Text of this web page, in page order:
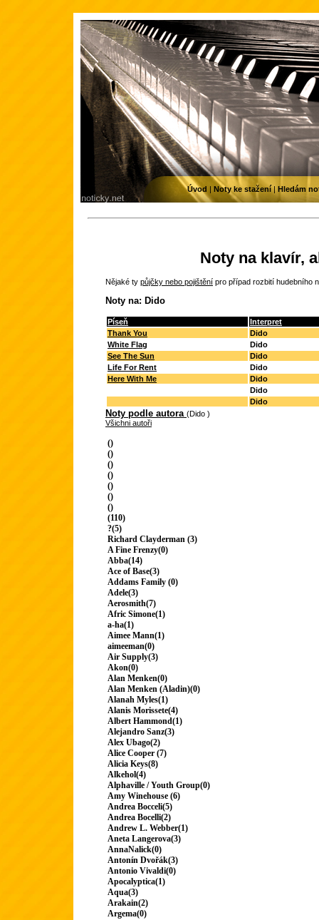
Noty na klavír,
Nějaké ty půjčky nebo pojištění pro případ rozbití hudebního
Noty na: Dido
Píseň
Interpret
Thank You
Dido
White Flag
Dido
See The Sun
Dido
Life For Rent
Dido
Here With Me
Dido
Dido
Dido
Noty podle autora (Dido )
Všichni autoři
()
()
()
()
()
()
()
(110)
?(5)
Richard Clayderman (3)
A Fine Frenzy(0)
Abba(14)
Ace of Base(3)
Addams Family (0)
Adele(3)
Aerosmith(7)
Afric Simone(1)
a-ha(1)
Aimee Mann(1)
aimeeman(0)
Air Supply(3)
Akon(0)
Alan Menken(0)
Alan Menken (Aladin)(0)
Alanah Myles(1)
Alanis Morissete(4)
Albert Hammond(1)
Alejandro Sanz(3)
Alex Ubago(2)
Alice Cooper (7)
Alicia Keys(8)
Alkehol(4)
Alphaville / Youth Group(0)
Amy Winehouse (6)
Andrea Bocceli(5)
Andrea Bocelli(2)
Andrew L. Webber(1)
Aneta Langerova(3)
AnnaNalick(0)
Antonín Dvořák(3)
Antonio Vivaldi(0)
Apocalyptica(1)
Aqua(3)
Arakain(2)
Argema(0)
Úvod | Noty ke stažení| Hledám